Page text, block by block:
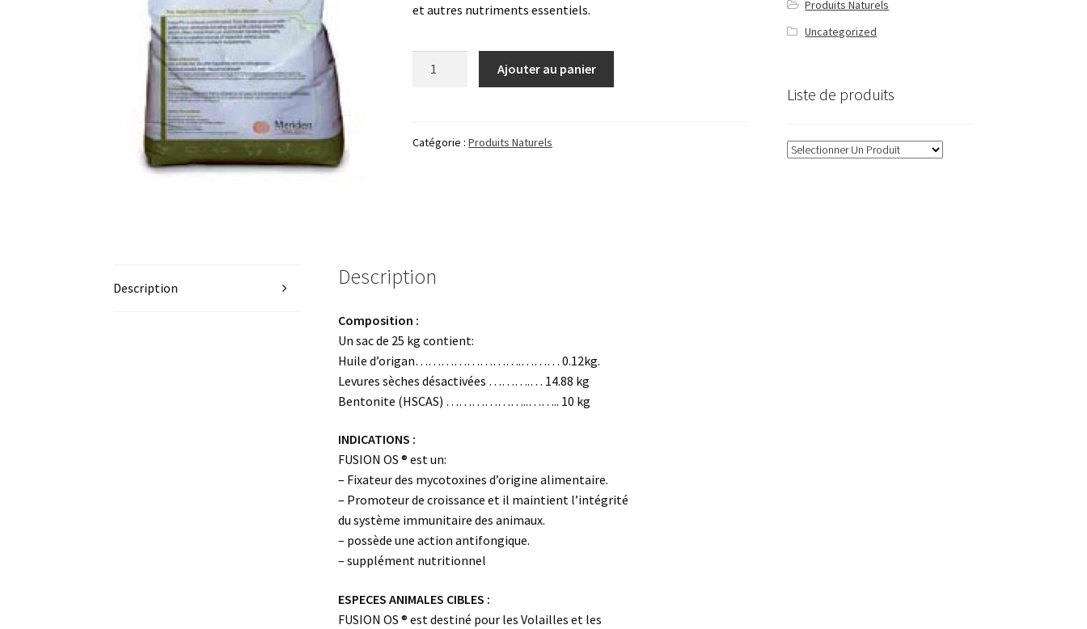
et autres nutriments essentiels.
Ajouter au panier
Catégorie :Produits Naturels
Description Description
Composition :
Un sac de 25 kg contient:
Huile d’origan…………………….……… 0.12kg.
Levures sèches désactivées ……….… 14.88 kg
Bentonite (HSCAS) ………………..…….. 10 kg
INDICATIONS :
FUSION OS ® est un:
– Fixateur des mycotoxines d’origine alimentaire.
– Promoteur de croissance et il maintient l’intégrité
du système immunitaire des animaux.
– possède une action antifongique.
– supplément nutritionnel
ESPECES ANIMALES CIBLES :
FUSION OS ® est destiné pour les Volailles et les
Produits Naturels
Uncategorized
Liste de produits